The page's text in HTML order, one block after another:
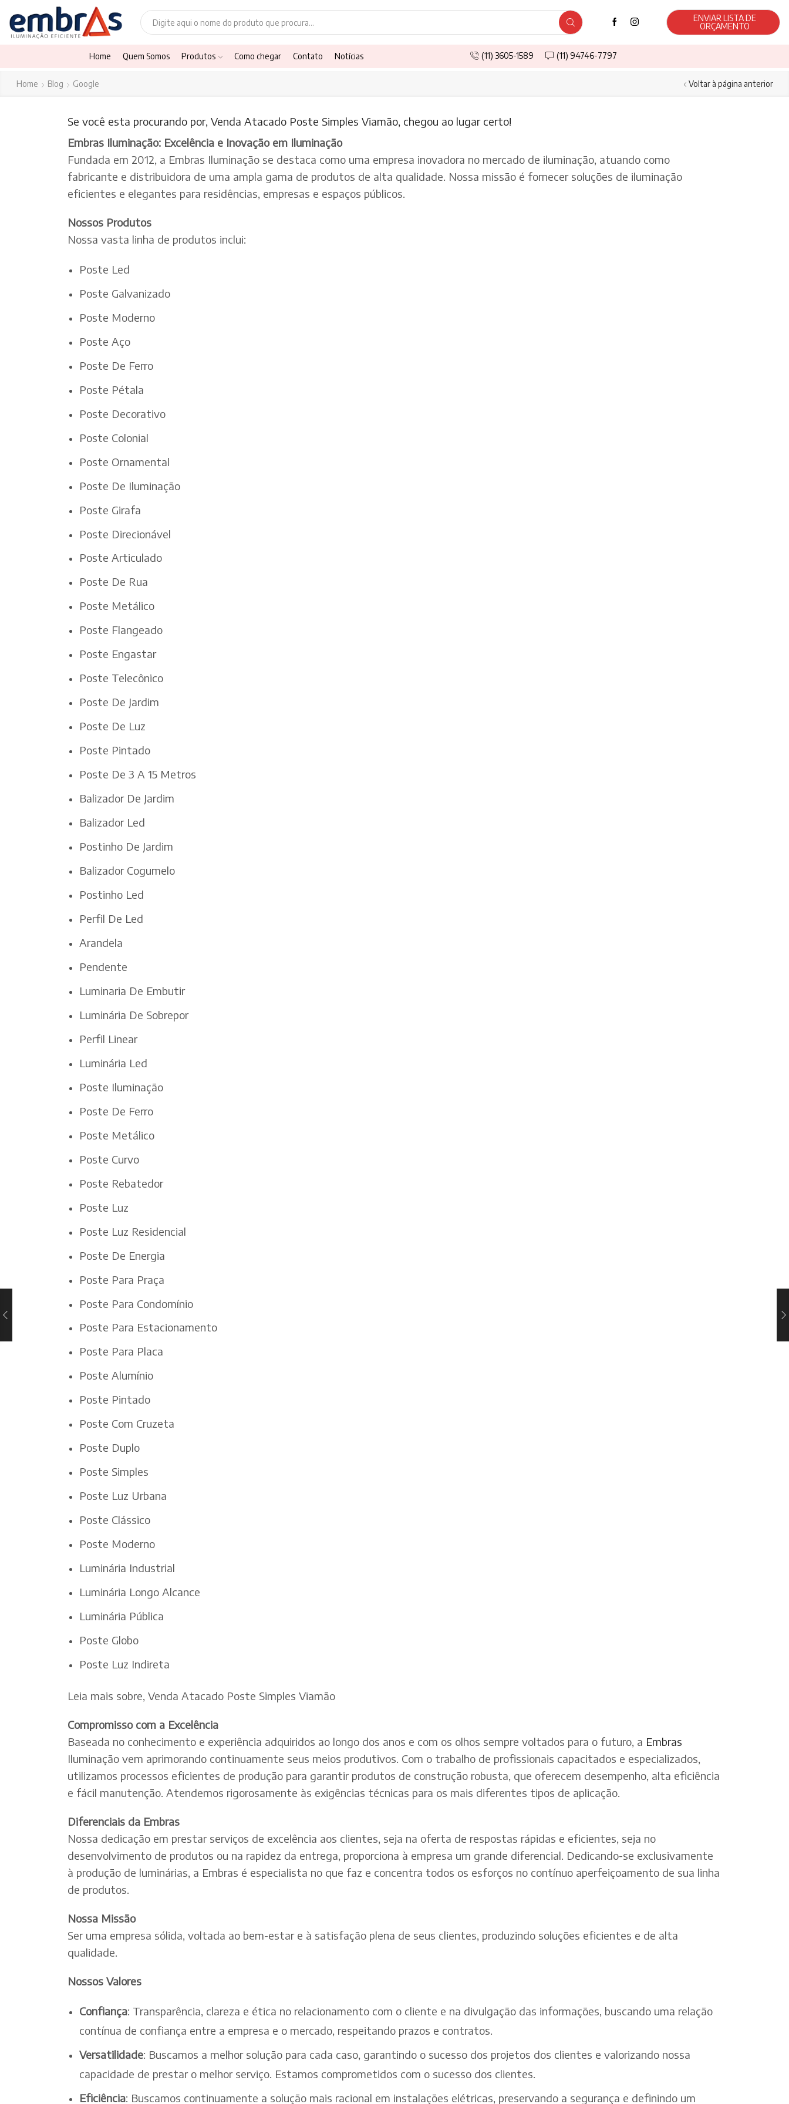
ENVIAR LISTA DE
ORÇAMENTO
Home Quem Somos Produtos Como chegar Contato Notícias (11) 3605-1589 (11) 94746-7797
Voltar à página anterior
Home Blog Google
Se você esta procurando por, Venda Atacado Poste Simples Viamão, chegou ao lugar certo!
Embras Iluminação: Excelência e Inovação em Iluminação
Fundada em 2012, a Embras Iluminação se destaca como uma empresa inovadora no mercado de iluminação, atuando como
fabricante e distribuidora de uma ampla gama de produtos de alta qualidade. Nossa missão é fornecer soluções de iluminação
eficientes e elegantes para residências, empresas e espaços públicos.
Nossos Produtos
Nossa vasta linha de produtos inclui:
Poste Led
Poste Galvanizado
Poste Moderno
Poste Aço
Poste De Ferro
Poste Pétala
Poste Decorativo
Poste Colonial
Poste Ornamental
Poste De Iluminação
Poste Girafa
Poste Direcionável
Poste Articulado
Poste De Rua
Poste Metálico
Poste Flangeado
Poste Engastar
Poste Telecônico
Poste De Jardim
Poste De Luz
Poste Pintado
Poste De 3 A 15 Metros
Balizador De Jardim
Balizador Led
Postinho De Jardim
Balizador Cogumelo
Postinho Led
Perfil De Led
Arandela
Pendente
Luminaria De Embutir
Luminária De Sobrepor
Perfil Linear
Luminária Led
Poste Iluminação
Poste De Ferro
Poste Metálico
Poste Curvo
Poste Rebatedor
Poste Luz
Poste Luz Residencial
Poste De Energia
Poste Para Praça
Poste Para Condomínio
Poste Para Estacionamento
Poste Para Placa
Poste Alumínio
Poste Pintado
Poste Com Cruzeta
Poste Duplo
Poste Simples
Poste Luz Urbana
Poste Clássico
Poste Moderno
Luminária Industrial
Luminária Longo Alcance
Luminária Pública
Poste Globo
Poste Luz Indireta
Leia mais sobre, Venda Atacado Poste Simples Viamão
Compromisso com a Excelência
Baseada no conhecimento e experiência adquiridos ao longo dos anos e com os olhos sempre voltados para o futuro, a Embras
Iluminação vem aprimorando continuamente seus meios produtivos. Com o trabalho de profissionais capacitados e especializados,
utilizamos processos eficientes de produção para garantir produtos de construção robusta, que oferecem desempenho, alta eficiência
e fácil manutenção. Atendemos rigorosamente às exigências técnicas para os mais diferentes tipos de aplicação.
Diferenciais da Embras
Nossa dedicação em prestar serviços de excelência aos clientes, seja na oferta de respostas rápidas e eficientes, seja no
desenvolvimento de produtos ou na rapidez da entrega, proporciona à empresa um grande diferencial. Dedicando-se exclusivamente
à produção de luminárias, a Embras é especialista no que faz e concentra todos os esforços no contínuo aperfeiçoamento de sua linha
de produtos.
Nossa Missão
Ser uma empresa sólida, voltada ao bem-estar e à satisfação plena de seus clientes, produzindo soluções eficientes e de alta
qualidade.
Nossos Valores
Confiança: Transparência, clareza e ética no relacionamento com o cliente e na divulgação das informações, buscando uma relação
contínua de confiança entre a empresa e o mercado, respeitando prazos e contratos.
Versatilidade: Buscamos a melhor solução para cada caso, garantindo o sucesso dos projetos dos clientes e valorizando nossa
capacidade de prestar o melhor serviço. Estamos comprometidos com o sucesso dos clientes.
Eficiência: Buscamos continuamente a solução mais racional em instalações elétricas, preservando a segurança e definindo um